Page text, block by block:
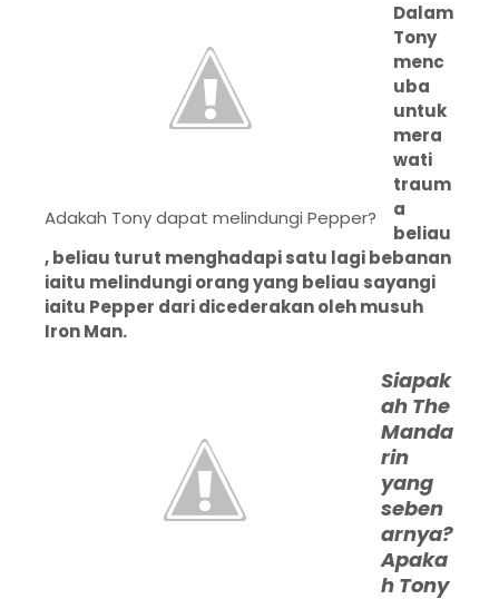
Adakah Tony dapat melindungi Pepper?
Dalam
Tony
menc
uba
untuk
mera
wati
traum
a
beliau
, beliau turut menghadapi satu lagi bebanan
iaitu melindungi orang yang beliau sayangi
iaitu Pepper dari dicederakan oleh musuh
Iron Man.
Siapak
ah The
Manda
rin
yang
seben
arnya?
Apaka
h Tony